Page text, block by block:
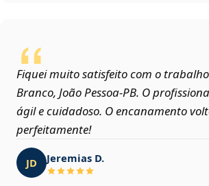
Fiquei muito satisfeito com o
Branco, João Pessoa‑PB. O
ágil e cuidadoso. O encanamento
perfeitamente!
JD Jeremias D.